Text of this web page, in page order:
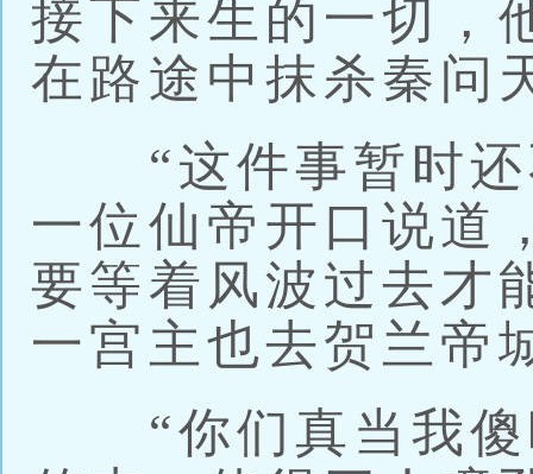
接下来生的一切，
在路途中抹杀秦问
“这件事暂时还
一位仙帝开口说道
要等着风波过去才
一宫主也去贺兰帝
“你们真当我傻